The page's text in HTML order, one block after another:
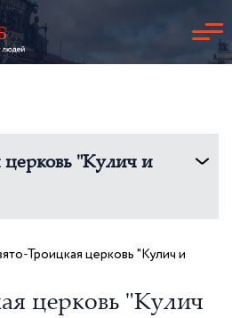
"Кулич и
Троицкая церковь "Кулич и
церковь "Кулич